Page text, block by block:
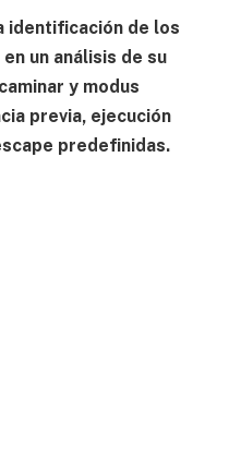
identificación de los
un análisis de su
y modus
previa, ejecución
predefinidas.